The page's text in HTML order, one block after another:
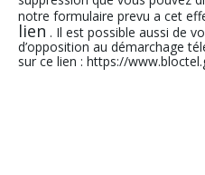
notre formulaire prevu a cet
lien . Il est possible aussi de
d’opposition au démarchage
sur ce lien : https://